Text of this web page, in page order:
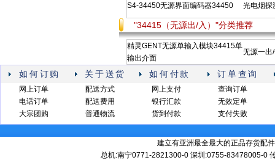
S4-34450无源界面编码器34450
光电烟探
"34415（无源出/入）"分类推荐
精灵GENT无源单输入模块34415单
输出介面
无源一出
如何订购 关于送货 如何付款 订单查询
网上订单
电话订单
大宗团购
配送方式
配送费用
普通物流
网上支付
银行汇款
货到付款
查询订单
无效定单
支付失败
建立有亚洲最全最大的正品存货配
总机:南宁0771-2821300-0 深圳:0755-83478005-